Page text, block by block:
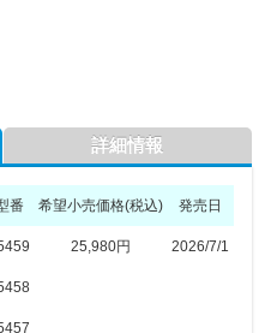
番 希望小売価格(税込) 発売日
25,980円 2026/7/1
詳細情報